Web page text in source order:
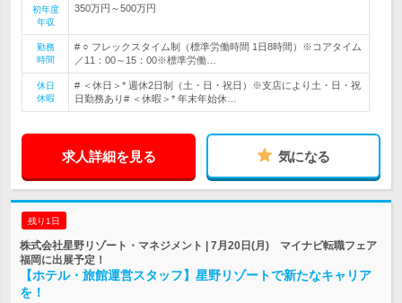
初年度
年収
350万円～500万円
勤務
時間
# ○ フレックスタイム制（標準労働時間 1日8時間）※コアタイム
／11：00～15：00※標準労働…
休日
休暇
# ＜休日＞* 週休2日制（土・日・祝日）※支店により土・日・祝
日勤務あり# ＜休暇＞* 年末年始休…
求人詳細を見る 気になる
残り1日
株式会社星野リゾート・マネジメント | 7月20日(月) マイナビ転職フェア
福岡に出展予定！
【ホテル・旅館運営スタッフ】星野リゾートで新たなキャリア
を！